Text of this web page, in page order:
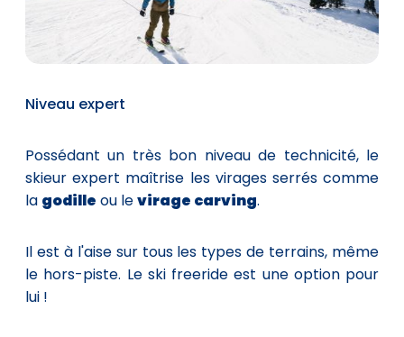
Niveau expert
Possédant un très bon niveau de technicité, le
skieur expert maîtrise les virages serrés comme
la godille ou levirage carving.
Il est à l'aise sur tous les types de terrains, même
le hors-piste. Le ski freeride est une option pour
lui !